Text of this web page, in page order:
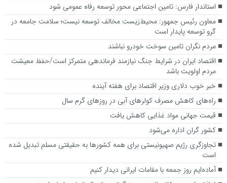
استاندار فارس: تامین اجتماعی محور توسعه رفاه عمومی شود
معاون رئیس جمهور: محیط‌زیست مخالف توسعه نیست؛ سلامت جامعه در
گرو توسعه پایدار است
مردم نگران تامین سوخت خودرو نباشند
اقتصاد ایران در شرایط جنگ نیازمند فرماندهی متمرکز است/حفظ معیشت
مردم اولویت باشد
خبر خوب دلاری وزیر اقتصاد برای هفته آینده
راه‌های کاهش مصرف کولرهای آبی در روزهای گرم سال
قیمت جهانی مواد غذایی کاهش یافت
کشور گران اداره می‌شود
تجاوزگری رژیم صهیونیستی برای همه کشور‌ها به حقیقتی مسلم تبدیل شده
است
آماده‌ایم روز جمعه با مقامات ایرانی دیدار کنیم